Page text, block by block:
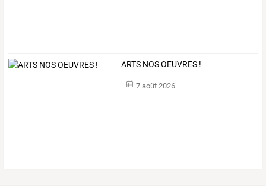
ARTS NOS OEUVRES !
7 août 2026